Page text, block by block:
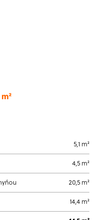
m²
5,1 m²
4,5 m²
20,5 m²
14,4 m²